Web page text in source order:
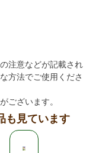
注意などが記載され
方法でご使用くださ
ございます。
も見ています